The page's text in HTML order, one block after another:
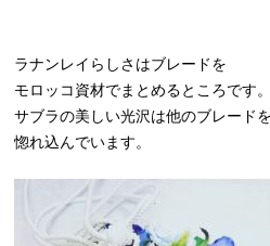
ラナンレイらしさはブレードを
モロッコ資材でまとめるところです。
サブラの美しい光沢は他のブレード
惚れ込んでいます。